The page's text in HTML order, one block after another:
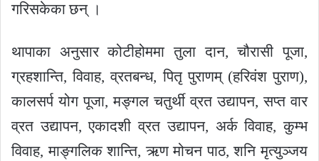
गरिसकेका छन् ।
थापाका अनुसार कोटीहोममा तुला दान, चौरासी पूजा,
ग्रहशान्ति, विवाह, व्रतबन्ध, पितृ पुराणम् (हरिवंश पुराण),
कालसर्प योग पूजा, मङ्गल चतुर्थी व्रत उद्यापन, सप्त वार
व्रत उद्यापन, एकादशी व्रत उद्यापन, अर्क विवाह, कुम्भ
विवाह, माङ्गलिक शान्ति, ऋण मोचन पाठ, शनि मृत्युञ्जय